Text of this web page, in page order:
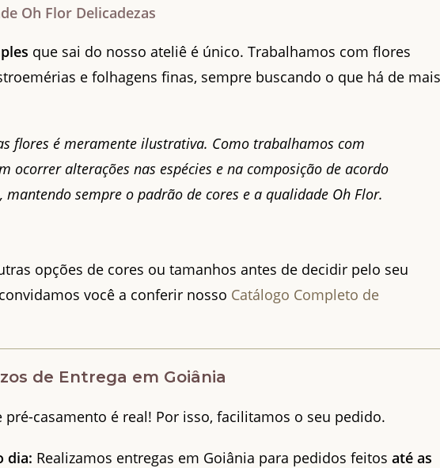
Oh Flor Delicadezas
que sai do nosso ateliê é único. Trabalhamos com flores
e folhagens finas, sempre buscando o que há de
flores é meramente ilustrativa. Como trabalhamos com
ocorrer alterações nas espécies e na composição de acordo
sempre o padrão de cores e a qualidade Oh Flor.
opções de cores ou tamanhos antes de decidir pelo seu
você a conferir nosso Catálogo Completo de
de Entrega em Goiânia
pré-casamento é real! Por isso, facilitamos o seu pedido.
dia: Realizamos entregas em Goiânia para pedidos feitosaté as